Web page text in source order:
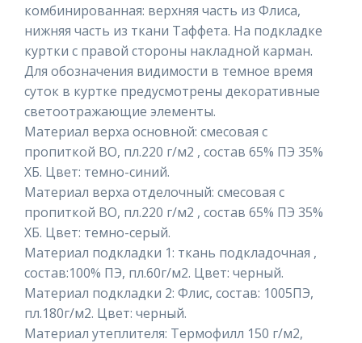
комбинированная: верхняя часть из Флиса,
нижняя часть из ткани Таффета. На подкладке
куртки с правой стороны накладной карман.
Для обозначения видимости в темное время
суток в куртке предусмотрены декоративные
светоотражающие элементы.
Материал верха основной: смесовая с
пропиткой ВО, пл.220 г/м2 , состав 65% ПЭ 35%
ХБ. Цвет: темно-синий.
Материал верха отделочный: смесовая с
пропиткой ВО, пл.220 г/м2 , состав 65% ПЭ 35%
ХБ. Цвет: темно-серый.
Материал подкладки 1: ткань подкладочная ,
состав:100% ПЭ, пл.60г/м2. Цвет: черный.
Материал подкладки 2: Флис, состав: 1005ПЭ,
пл.180г/м2. Цвет: черный.
Материал утеплителя: Термофилл 150 г/м2,